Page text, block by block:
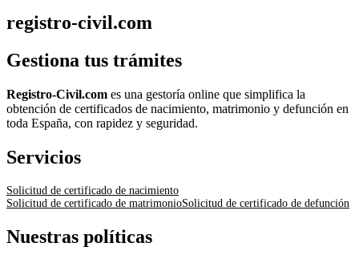
registro-civil.com
Gestiona tus trámites
Registro-Civil.com es una gestoría online que simplifica la
obtención de certificados de nacimiento, matrimonio y defunción en
toda España, con rapidez y seguridad.
Servicios
Solicitud de certificado de nacimiento
Solicitud de certificado de matrimonioSolicitud de certificado de defunción
Nuestras políticas